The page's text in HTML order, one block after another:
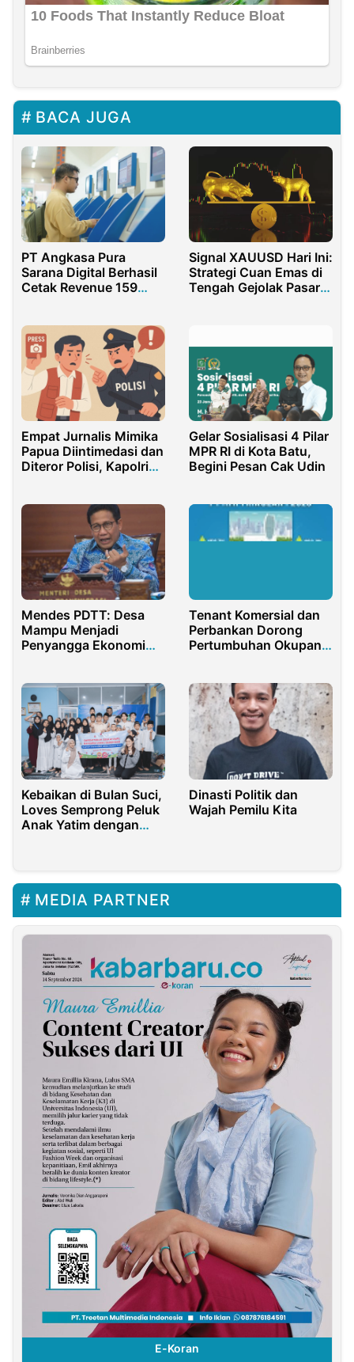
BACA JUGA
PT Angkasa Pura
Sarana Digital Berhasil
Cetak Revenue 159
Signal XAUUSD Hari Ini:
Strategi Cuan Emas di
Tengah Gejolak Pasar
Empat Jurnalis Mimika
Papua Diintimedasi dan
Diteror Polisi, Kapolri
Gelar Sosialisasi 4 Pilar
MPR RI di Kota Batu,
Begini Pesan Cak Udin
Mendes PDTT: Desa
Mampu Menjadi
Penyangga Ekonomi
Tenant Komersial dan
Perbankan Dorong
Pertumbuhan Okupansi
Kebaikan di Bulan Suci,
Loves Semprong Peluk
Anak Yatim dengan
Dinasti Politik dan
Wajah Pemilu Kita
MEDIA PARTNER
E-Koran